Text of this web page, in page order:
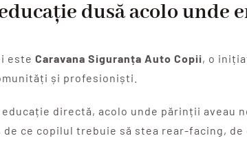
dusă acolo unde
este Caravana Siguranța Auto Copii, o
și profesioniști.
directă, acolo unde părinții aveau
ce copilul trebuie să stea rear-facing,